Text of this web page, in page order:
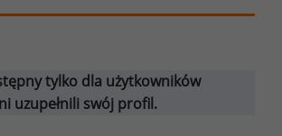
tylko dla użytkowników
uzupełnili swój profil.